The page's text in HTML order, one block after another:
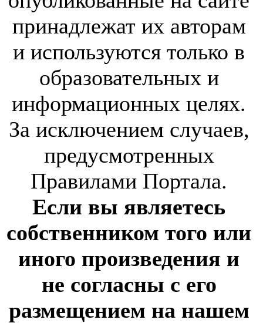
принадлежат их авторам
и используются только в
образовательных и
информационных целях.
За исключением случаев,
предусмотренных
Правилами Портала.
Если вы являетесь
собственником того или
иного произведения и
не согласны с его
размещением на нашем